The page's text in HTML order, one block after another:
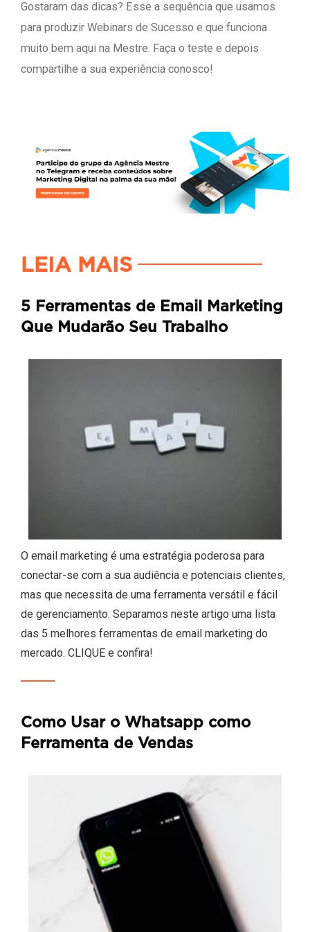
Gostaram das dicas? Esse a sequência que usamos
para produzir Webinars de Sucesso e que funciona
muito bem aqui na Mestre. Faça o teste e depois
compartilhe a sua experiência conosco!
LEIA MAIS
5 Ferramentas de Email Marketing
Que Mudarão Seu Trabalho
O email marketing é uma estratégia poderosa para
conectar-se com a sua audiência e potenciais clientes,
mas que necessita de uma ferramenta versátil e fácil
de gerenciamento. Separamos neste artigo uma lista
das 5 melhores ferramentas de email marketing do
mercado. CLIQUE e confira!
Como Usar o Whatsapp como
Ferramenta de Vendas